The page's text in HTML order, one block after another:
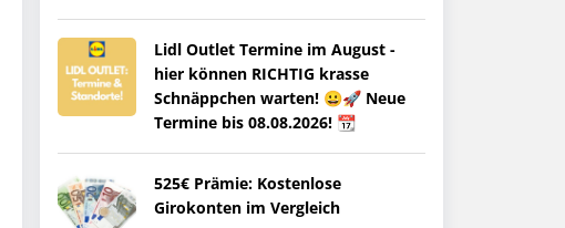
Lidl Outlet Termine im August -
hier können RICHTIG krasse
Schnäppchen warten! 😀🚀 Neue
Termine bis 08.08.2026! 📆
525€ Prämie: Kostenlose
Girokonten im Vergleich